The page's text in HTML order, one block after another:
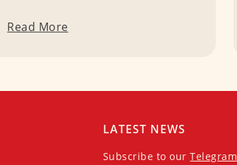
Read More
LATEST NEWS
Subscribe to ourTelegram